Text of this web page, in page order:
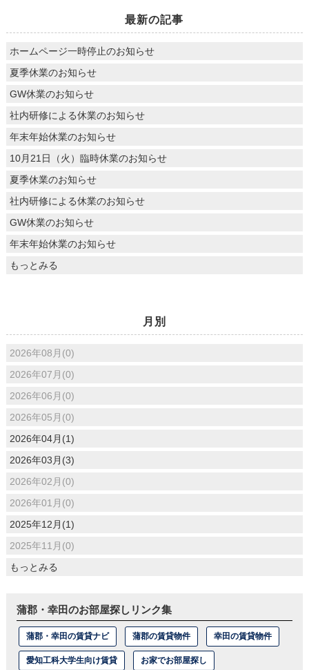
最新の記事
ホームページ一時停止のお知らせ
夏季休業のお知らせ
GW休業のお知らせ
社内研修による休業のお知らせ
年末年始休業のお知らせ
10月21日（火）臨時休業のお知らせ
夏季休業のお知らせ
社内研修による休業のお知らせ
GW休業のお知らせ
年末年始休業のお知らせ
もっとみる
月別
2026年08月(0)
2026年07月(0)
2026年06月(0)
2026年05月(0)
2026年04月(1)
2026年03月(3)
2026年02月(0)
2026年01月(0)
2025年12月(1)
2025年11月(0)
もっとみる
蒲郡・幸田のお部屋探しリンク集
蒲郡・幸田の賃貸ナビ 蒲郡の賃貸物件 幸田の賃貸物件
愛知工科大学生向け賃貸 お家でお部屋探し